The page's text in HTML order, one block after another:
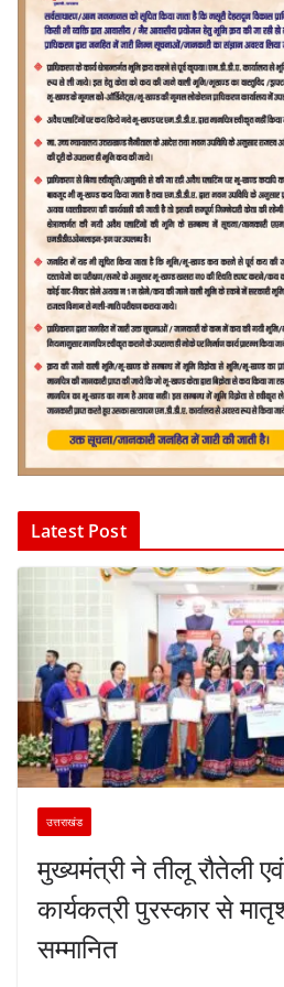
Latest Post
उत्तराखंड
मुख्यमंत्री ने तीलू रौतेली
कार्यकत्री पुरस्कार से
सम्मानित